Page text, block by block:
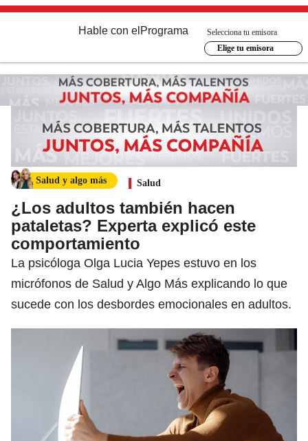
Hable con el Programa
Selecciona tu emisora
Elige tu emisora
Salud y algo más Salud
¿Los adultos también hacen
pataletas? Experta explicó este
comportamiento
La psicóloga Olga Lucia Yepes estuvo en los
micrófonos de Salud y Algo Más explicando lo que
sucede con los desbordes emocionales en adultos.